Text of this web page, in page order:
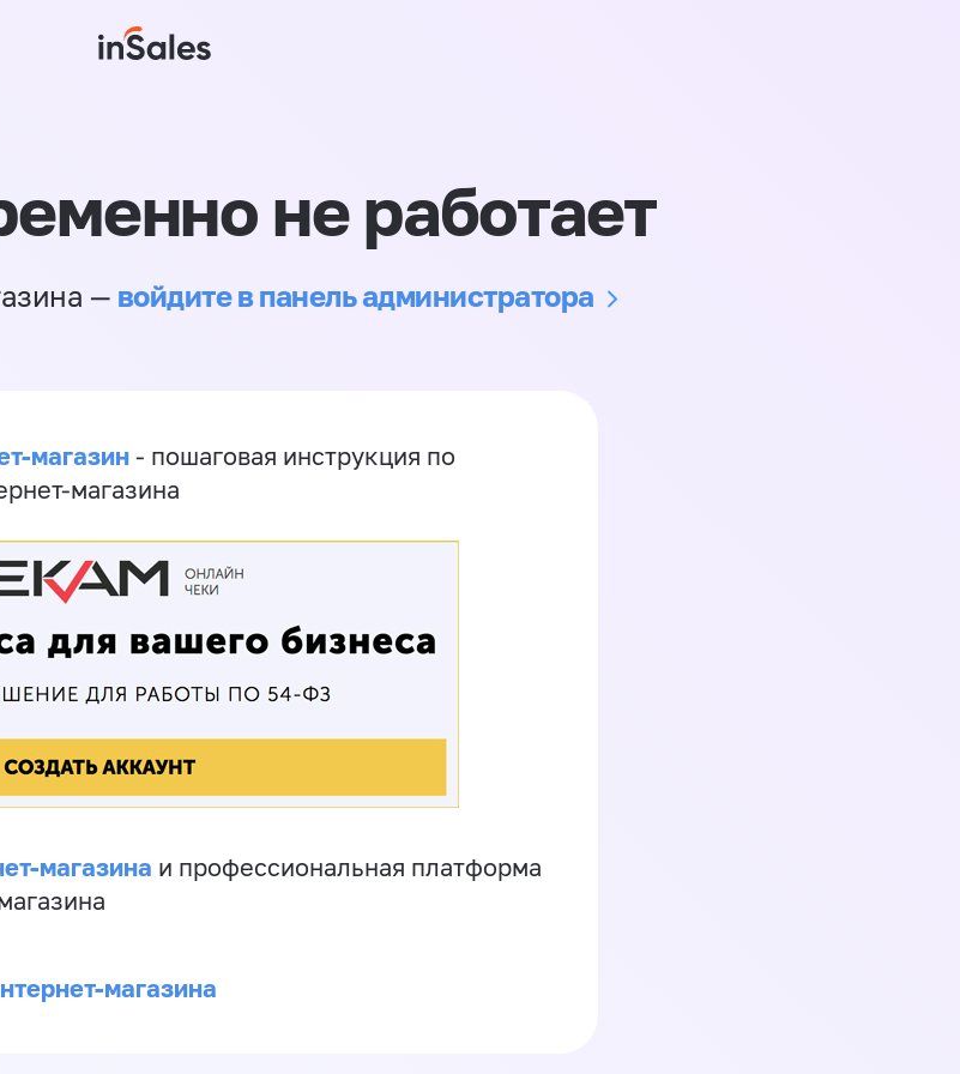
не работает
— войдите в панель администратора
магазин - пошаговая инструкция по
магазина
магазина и профессиональная платформа
магазина